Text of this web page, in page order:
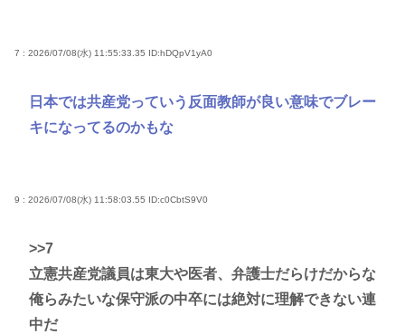
7 : 2026/07/08(水) 11:55:33.35 ID:hDQpV1yA0
日本では共産党っていう反面教師が良い意味でブレー
キになってるのかもな
9 : 2026/07/08(水) 11:58:03.55 ID:c0CbtS9V0
>>7
立憲共産党議員は東大や医者、弁護士だらけだからな
俺らみたいな保守派の中卒には絶対に理解できない連
中だ